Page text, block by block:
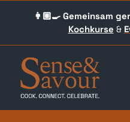
👩🏼‍🍳 Gemeinsam
Kochkurse &
Über uns